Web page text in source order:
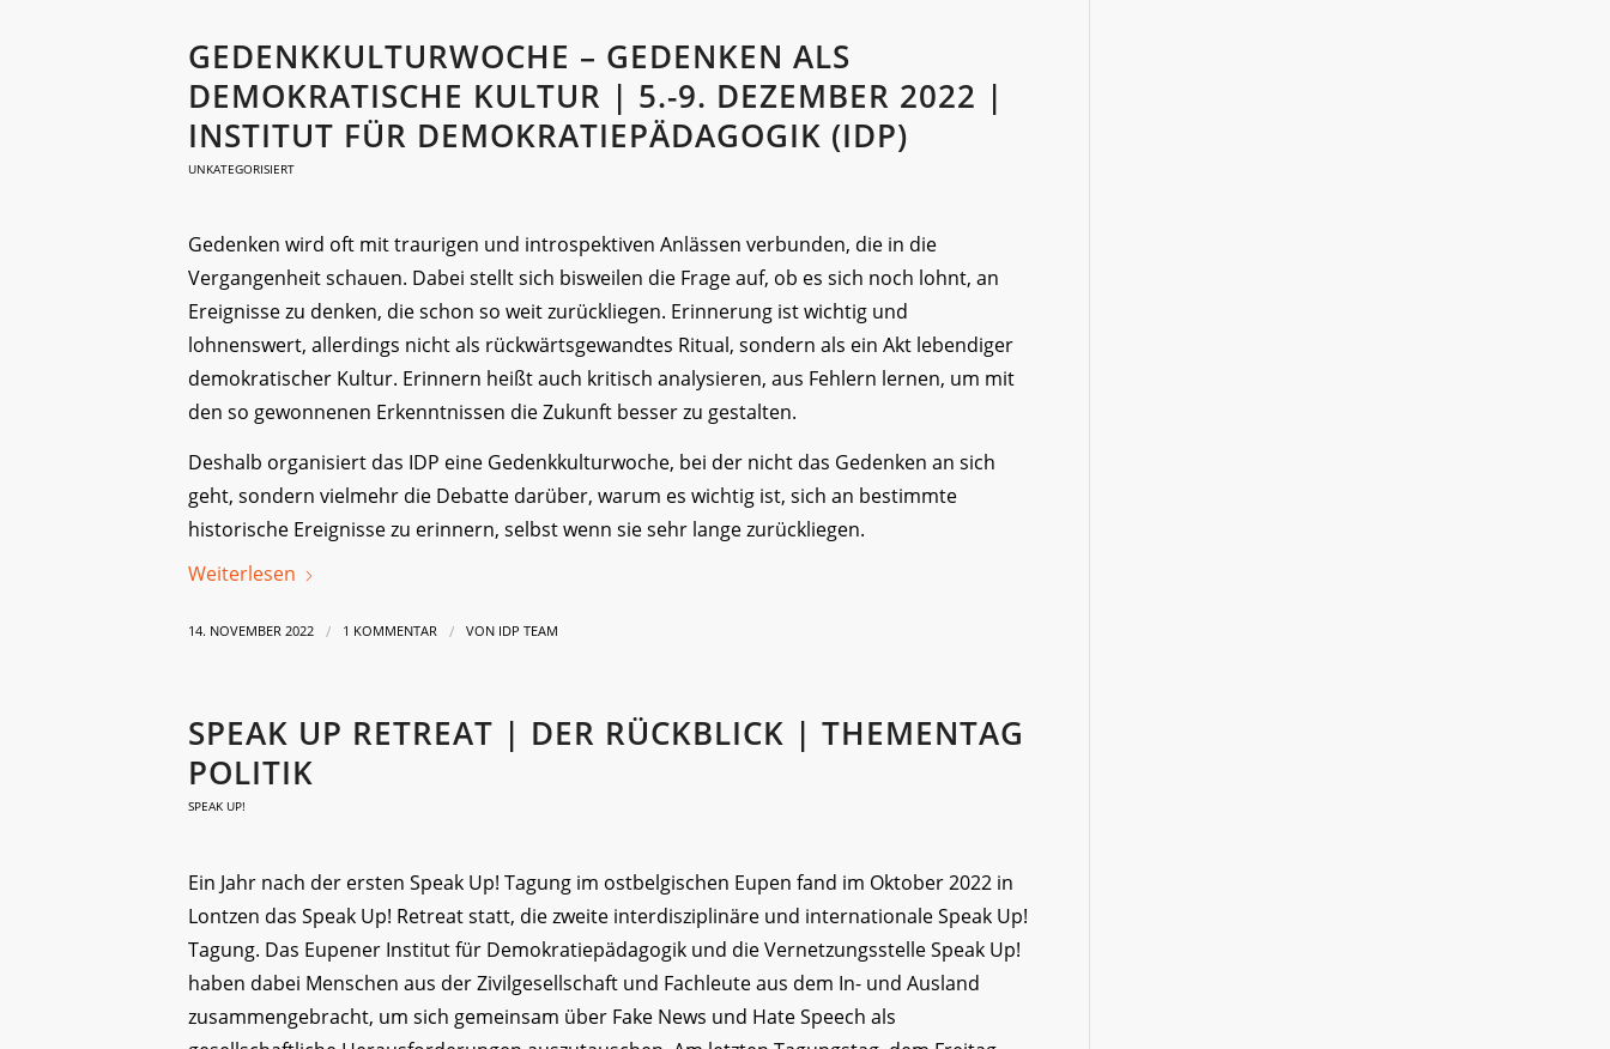
GEDENKKULTURWOCHE – GEDENKEN ALS
DEMOKRATISCHE KULTUR | 5.-9. DEZEMBER 2022 |
INSTITUT FÜR DEMOKRATIEPÄDAGOGIK (IDP)
UNKATEGORISIERT
Gedenken wird oft mit traurigen und introspektiven Anlässen verbunden, die in die
Vergangenheit schauen. Dabei stellt sich bisweilen die Frage auf, ob es sich noch lohnt, an
Ereignisse zu denken, die schon so weit zurückliegen. Erinnerung ist wichtig und
lohnenswert, allerdings nicht als rückwärtsgewandtes Ritual, sondern als ein Akt lebendiger
demokratischer Kultur. Erinnern heißt auch kritisch analysieren, aus Fehlern lernen, um mit
den so gewonnenen Erkenntnissen die Zukunft besser zu gestalten.
Deshalb organisiert das IDP eine Gedenkkulturwoche, bei der nicht das Gedenken an sich
geht, sondern vielmehr die Debatte darüber, warum es wichtig ist, sich an bestimmte
historische Ereignisse zu erinnern, selbst wenn sie sehr lange zurückliegen.
Weiterlesen
14. NOVEMBER 2022 / 1 KOMMENTAR / VON IDP TEAM
SPEAK UP RETREAT | DER RÜCKBLICK | THEMENTAG
POLITIK
SPEAK UP!
Ein Jahr nach der ersten Speak Up! Tagung im ostbelgischen Eupen fand im Oktober 2022 in
Lontzen das Speak Up! Retreat statt, die zweite interdisziplinäre und internationale Speak Up!
Tagung. Das Eupener Institut für Demokratiepädagogik und die Vernetzungsstelle Speak Up!
haben dabei Menschen aus der Zivilgesellschaft und Fachleute aus dem In- und Ausland
zusammengebracht, um sich gemeinsam über Fake News und Hate Speech als